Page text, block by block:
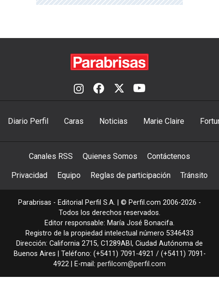
Diario Perfil Caras Noticias Marie Claire
Canales RSS Quienes Somos Contáctenos
Privacidad Equipo Reglas de participación Tránsito
Parabrisas - Editorial Perfil S.A. | © Perfil.com 2006-2026 -
Todos los derechos reservados.
Editor responsable: María José Bonacifa.
Registro de la propiedad intelectual número 5346433
Dirección: California 2715, C1289ABI , Ciudad Autónoma de
Buenos Aires | Teléfono: (+5411) 7091-4921 / (+5411) 7091-
4922 | E-mail: perfilcom@perfil.com